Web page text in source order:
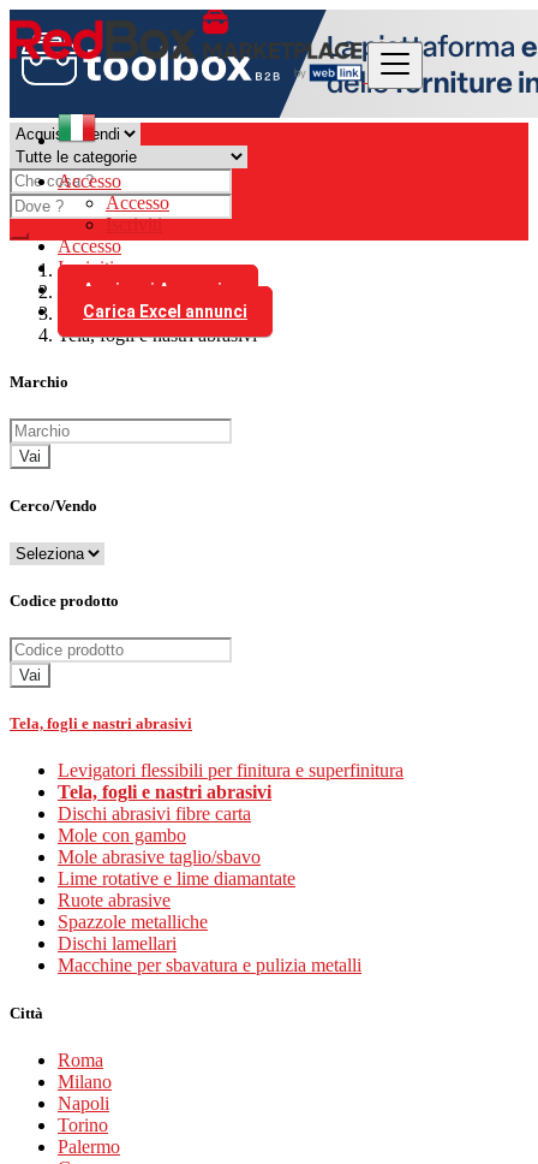
Accesso
Accesso
Iscriviti
Accesso
Iscriviti
Aggiungi Annuncio
Carica Excel annunci
Italia
Abrasivi
Tela, fogli e nastri abrasivi
Marchio
Vai
Cerco/Vendo
Codice prodotto
Vai
Tela, fogli e nastri abrasivi
Levigatori flessibili per finitura e superfinitura
Tela, fogli e nastri abrasivi
Dischi abrasivi fibre carta
Mole con gambo
Mole abrasive taglio/sbavo
Lime rotative e lime diamantate
Ruote abrasive
Spazzole metalliche
Dischi lamellari
Macchine per sbavatura e pulizia metalli
Città
Roma
Milano
Napoli
Torino
Palermo